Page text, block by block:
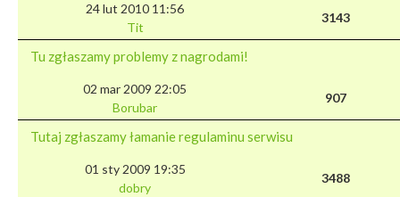
24 lut 2010 11:56
Tit
3143
Tu zgłaszamy problemy z nagrodami!
02 mar 2009 22:05
Borubar
907
Tutaj zgłaszamy łamanie regulaminu serwisu
01 sty 2009 19:35
dobry
3488